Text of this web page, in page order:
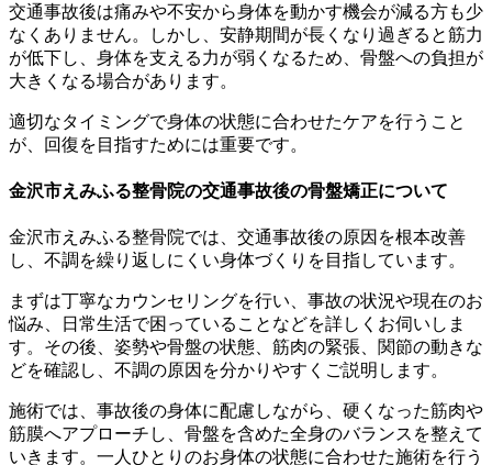
交通事故後は痛みや不安から身体を動かす機会が減る方も少
なくありません。しかし、安静期間が長くなり過ぎると筋力
が低下し、身体を支える力が弱くなるため、骨盤への負担が
大きくなる場合があります。
適切なタイミングで身体の状態に合わせたケアを行うこと
が、回復を目指すためには重要です。
金沢市えみふる整骨院の交通事故後の骨盤矯正について
金沢市えみふる整骨院では、交通事故後の原因を根本改善
し、不調を繰り返しにくい身体づくりを目指しています。
まずは丁寧なカウンセリングを行い、事故の状況や現在のお
悩み、日常生活で困っていることなどを詳しくお伺いしま
す。その後、姿勢や骨盤の状態、筋肉の緊張、関節の動きな
どを確認し、不調の原因を分かりやすくご説明します。
施術では、事故後の身体に配慮しながら、硬くなった筋肉や
筋膜へアプローチし、骨盤を含めた全身のバランスを整えて
いきます。一人ひとりのお身体の状態に合わせた施術を行う